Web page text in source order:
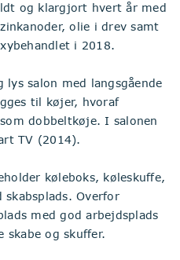
og klargjort hvert år med
olie i drev samt
i 2018.
salon med langsgående
til køjer, hvoraf
dobbeltkøje. I salonen
TV (2014).
køleboks, køleskuffe,
Overfor
med god arbejdsplads
skabe og skuffer.